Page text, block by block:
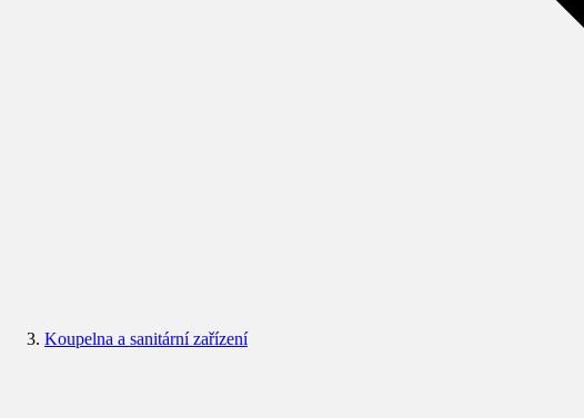
Koupelna a sanitární zařízení